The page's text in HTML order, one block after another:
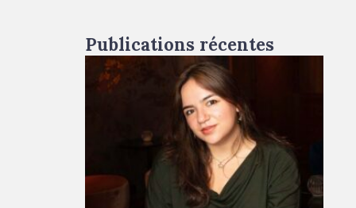
Publications récentes